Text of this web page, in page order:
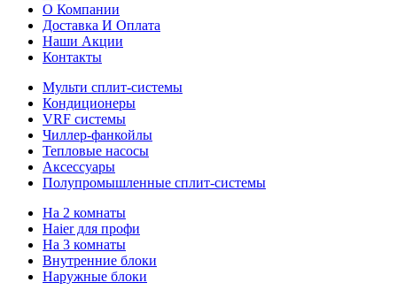
О Компании
Доставка И Оплата
Наши Акции
Контакты
Мульти сплит-системы
Кондиционеры
VRF системы
Чиллер-фанкойлы
Тепловые насосы
Аксессуары
Полупромышленные сплит-системы
На 2 комнаты
Haier для профи
На 3 комнаты
Внутренние блоки
Наружные блоки